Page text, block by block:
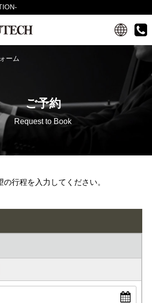
ーム
ご予約
Request to Book
の行程を入力してください。